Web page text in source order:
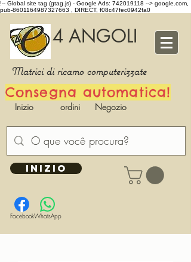
!-- Global site tag (gtag.js) - Google Ads: 742019118 --> google.com,
pub-8601164987327663 , DIRECT, f08c47fec0942fa0
4 ANGOLI
Matrici di ricamo computerizzate
Consegna automatica!
Inizio ordini Negozio
INIZIO
FacebookWhatsApp